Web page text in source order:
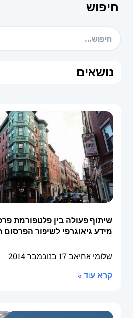
חיפוש
נושאים
שיתוף פעולה בין פלטפורמת
מידע גיאוגרפי לשיפור הפרסום
שלומי אחיאב17 בנובמבר 2014
קרא עוד »